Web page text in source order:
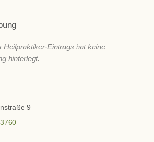
Heilpraktiker-Eintrags hat keine
hinterlegt.
9